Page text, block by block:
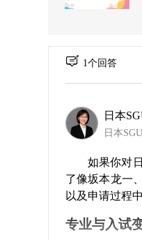
1个回答
日本
日本
如果你对
了像坂本龙一
以及申请过程
专业与入试